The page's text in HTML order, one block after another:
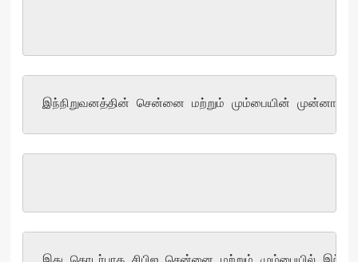
இந்நிறுவனத்தின் சென்னை மற்றும் மும்பையின் முன்னாள்